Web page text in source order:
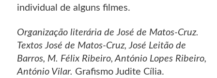
individual de alguns filmes.
Organização literária de José de Matos-Cruz.
Textos José de Matos-Cruz, José Leitão de
Barros, M. Félix Ribeiro, António Lopes Ribeiro,
António Vilar. Grafismo Judite Cília.